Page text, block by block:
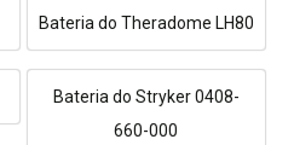
Bateria do Theradome LH80
Bateria do Stryker 0408-
660-000